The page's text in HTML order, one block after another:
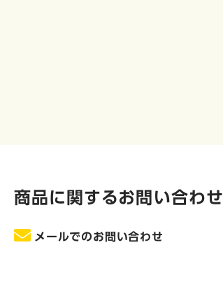
商品に関するお問い合わせ
メールでのお問い合わせ